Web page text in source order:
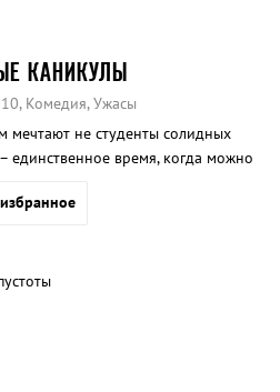
КАНИКУЛЫ
Комедия, Ужасы
мечтают не студенты солидных
единственное время, когда можно